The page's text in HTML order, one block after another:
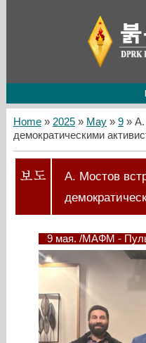
Home» 2025 » May » 9» А.
демократическими
А. Мостов
9 мая. /МАФМ -